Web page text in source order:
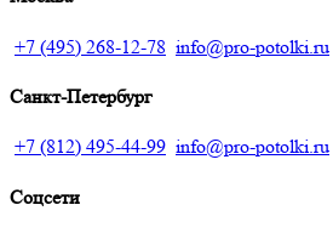
+7 (495) 268-12-78 info@pro-potolki.ru
Санкт-Петербург
+7 (812) 495-44-99 info@pro-potolki.ru
Соцсети